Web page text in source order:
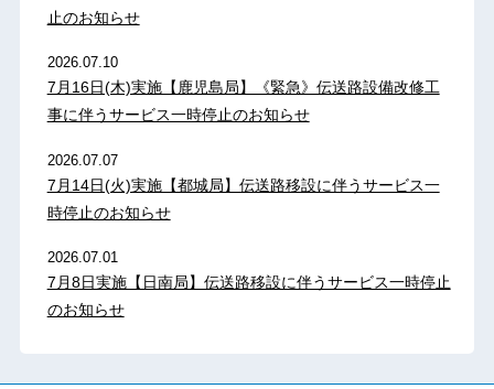
止のお知らせ
2026.07.10
7月16日(木)実施【鹿児島局】《緊急》伝送路設備改修工
事に伴うサービス一時停止のお知らせ
2026.07.07
7月14日(火)実施【都城局】伝送路移設に伴うサービス一
時停止のお知らせ
2026.07.01
7月8日実施【日南局】伝送路移設に伴うサービス一時停止
のお知らせ